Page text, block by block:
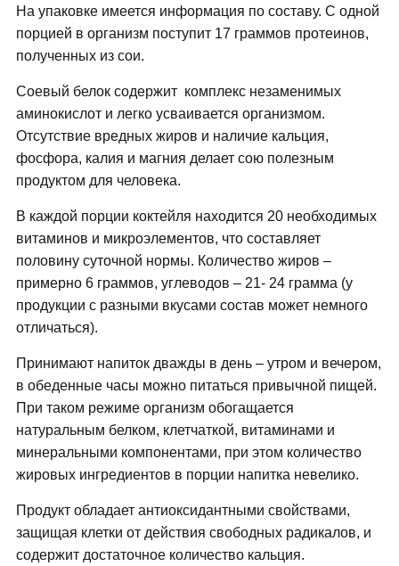
На упаковке имеется информация по составу. С одной
порцией в организм поступит 17 граммов протеинов,
полученных из сои.
Соевый белок содержит комплекс незаменимых
аминокислот и легко усваивается организмом.
Отсутствие вредных жиров и наличие кальция,
фосфора, калия и магния делает сою полезным
продуктом для человека.
В каждой порции коктейля находится 20 необходимых
витаминов и микроэлементов, что составляет
половину суточной нормы. Количество жиров –
примерно 6 граммов, углеводов – 21- 24 грамма (у
продукции с разными вкусами состав может немного
отличаться).
Принимают напиток дважды в день – утром и вечером,
в обеденные часы можно питаться привычной пищей.
При таком режиме организм обогащается
натуральным белком, клетчаткой, витаминами и
минеральными компонентами, при этом количество
жировых ингредиентов в порции напитка невелико.
Продукт обладает антиоксидантными свойствами,
защищая клетки от действия свободных радикалов, и
содержит достаточное количество кальция.